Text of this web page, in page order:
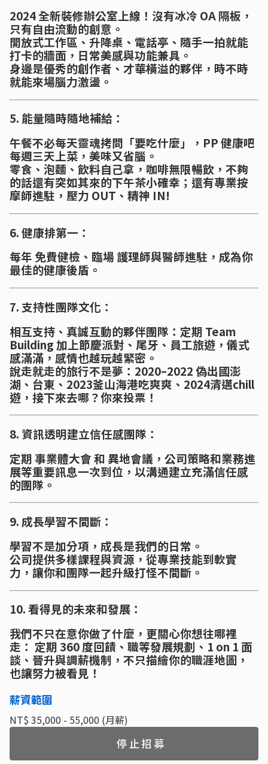
2024 全新裝修辦公室上線！沒有冰冷 OA 隔板，
只有自由流動的創意。
開放式工作區、升降桌、電話亭、隨手一拍就能
打卡的牆面，日常美感與功能兼具。
身邊是優秀的創作者、才華橫溢的夥伴，時不時
就能來場腦力激盪。
5. 能量隨時隨地補給：
午餐不必每天靈魂拷問「要吃什麼」，PP 健康吧
每週三天上菜，美味又省腦。
零食、泡麵、飲料自己拿，咖啡無限暢飲，不夠
的話還有突如其來的下午茶小確幸；還有專業按
摩師進駐，壓力 OUT、精神 IN!
6. 健康排第一：
每年 免費健檢、臨場 護理師與醫師進駐，成為你
最佳的健康後盾。
7. 支持性團隊文化：
相互支持、真誠互動的夥伴團隊：定期 Team
Building 加上節慶派對、尾牙、員工旅遊，儀式
感滿滿，感情也越玩越緊密。
說走就走的旅行不是夢：2020–2022 偽出國澎
湖、台東、2023釜山海港吃爽爽、2024清邁chill
遊，接下來去哪？你來投票！
8. 資訊透明建立信任感團隊：
定期 事業體大會 和 異地會議，公司策略和業務進
展等重要訊息一次到位，以溝通建立充滿信任感
的團隊。
9. 成長學習不間斷：
學習不是加分項，成長是我們的日常。
公司提供多樣課程與資源，從專業技能到軟實
力，讓你和團隊一起升級打怪不間斷。
10. 看得見的未來和發展：
我們不只在意你做了什麼，更關心你想往哪裡
走： 定期 360 度回饋、職等發展規劃、1 on 1 面
談、晉升與調薪機制，不只描繪你的職涯地圖，
也讓努力被看見！
薪資範圍
NT$ 35,000 - 55,000 (月薪)
停止招募